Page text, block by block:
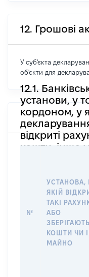
12. Грошові
У суб'єкта
об'єкти для
12.1.
установи, у
кордоном, у
відкриті
кошти, інше
№
УСТАНОВА,
ЯКІЙ
ТАКІ
АБО
КОШТИ ЧИ
МАЙНО